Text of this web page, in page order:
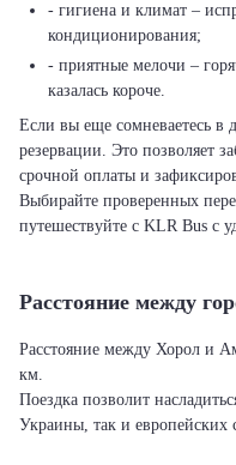
- гигиена и климат –
кондиционирования;
- приятные мелочи –
казалась короче.
Если вы еще сомневаетесь в
резервации. Это позволяет
срочной оплаты и
Выбирайте проверенных
путешествуйте с KLR Bus с
Расстояние между
Расстояние между Хорол и
км.
Поездка позволит
Украины, так и европейских